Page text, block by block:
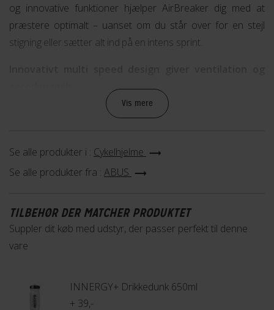
og innovative funktioner hjælper AirBreaker dig med at
præstere optimalt – uanset om du står over for en stejl
stigning eller sætter alt ind på en intens sprint.
Det unikke Multi Speed-design giver AirBreaker en
behov og sikrer perfekt aerodynamik, når det er nødvendigt.
luftgennemstrømning for at holde hovedet køligt, mens den
aerodynamik. Med 11 luftindgange og 3 luftudgange,
forbundet af effektive luftkanaler, skabes en konstant
ventilation, der opretholder en behagelig temperatur på
Ultimativ letvægt og stabilitet
Vis mere
Se alle produkter i : Cykelhjelme
Se alle produkter fra : ABUS
TILBEHØR DER MATCHER PRODUKTET
Suppler dit køb med udstyr, der passer perfekt til denne
vare
INNERGY+ Drikkedunk 650ml
+ 39,-